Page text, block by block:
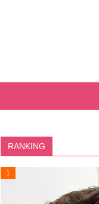
RANKING
1